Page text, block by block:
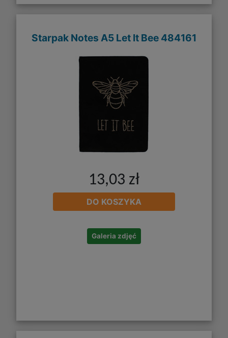
Starpak Notes A5 Let It Bee 484161
13,03 zł
DO KOSZYKA
Galeria zdjęć